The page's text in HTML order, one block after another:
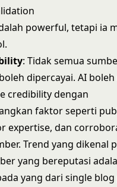
powerful, tetapi ia
: Tidak semua
dipercayai. AI
credibility dengan
faktor seperti
expertise, dan
Trend yang dikenal
yang bereputasi
yang dari single blog